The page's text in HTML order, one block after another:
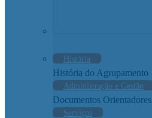
História
História do Agrupamento
Administração e Gestão
Documentos Orientadores
Serviços